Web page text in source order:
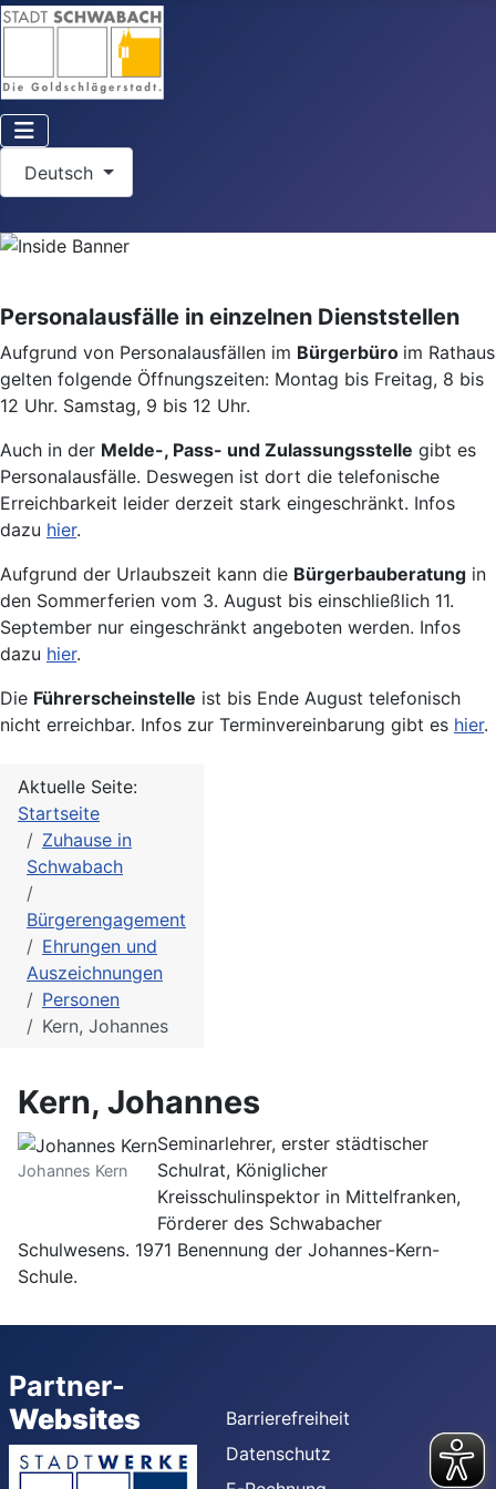
Deutsch
Personalausfälle in einzelnen Dienststellen
Aufgrund von Personalausfällen im Bürgerbüro im Rathaus
gelten folgende Öffnungszeiten: Montag bis Freitag, 8 bis
12 Uhr. Samstag, 9 bis 12 Uhr.
Auch in der Melde-, Pass- und Zulassungsstelle gibt es
Personalausfälle. Deswegen ist dort die telefonische
Erreichbarkeit leider derzeit stark eingeschränkt. Infos
dazu hier.
Aufgrund der Urlaubszeit kann die Bürgerbauberatung in
den Sommerferien vom 3. August bis einschließlich 11.
September nur eingeschränkt angeboten werden. Infos
dazu hier.
Die Führerscheinstelle ist bis Ende August telefonisch
nicht erreichbar. Infos zur Terminvereinbarung gibt es hier.
Aktuelle Seite:
Startseite
Zuhause in
Schwabach
Bürgerengagement
Ehrungen und
Auszeichnungen
Personen
Kern, Johannes
Kern, Johannes
Johannes Kern
Seminarlehrer, erster städtischer
Schulrat, Königlicher
Kreisschulinspektor in Mittelfranken,
Förderer des Schwabacher
Schulwesens. 1971 Benennung der Johannes-Kern-
Schule.
Partner-
Websites
Barrierefreiheit
Datenschutz